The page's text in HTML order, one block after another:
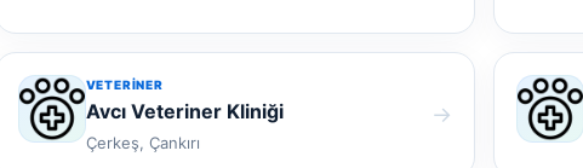
VETERINER
Avcı Veteriner Kliniği
Çerkeş, Çankırı
→